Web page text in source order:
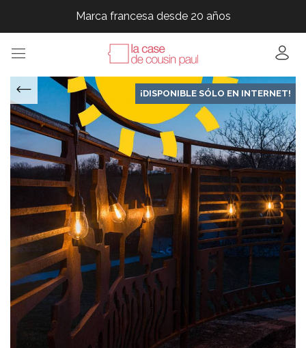
Marca francesa desde 20 años
Marca francesa desde 20 años
Marca francesa desde 20 años
¡DISPONIBLE SÓLO EN INTERNET!